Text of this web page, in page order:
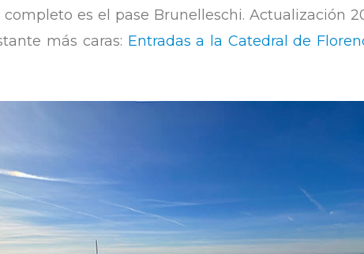
es el pase Brunelleschi. Actualización
más caras: Entradas a la Catedral de